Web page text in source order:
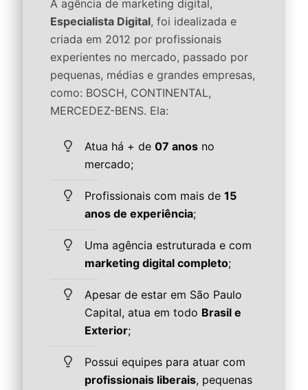
A agência de marketing digital,
Especialista Digital, foi idealizada e
criada em 2012 por profissionais
experientes no mercado, passado por
pequenas, médias e grandes empresas,
como: BOSCH, CONTINENTAL,
MERCEDEZ-BENS. Ela:
Atua há + de 07 anos no
mercado;
Profissionais com mais de 15
anos de experiência;
Uma agência estruturada e com
marketing digital completo;
Apesar de estar em São Paulo
Capital, atua em todo Brasil e
Exterior;
Possui equipes para atuar com
profissionais liberais, pequenas